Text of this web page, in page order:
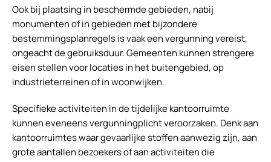
Ook bij plaatsing in beschermde gebieden, nabij
monumenten of in gebieden met bijzondere
bestemmingsplanregels is vaak een vergunning vereist,
ongeacht de gebruiksduur. Gemeenten kunnen strengere
eisen stellen voor locaties in het buitengebied, op
industrieterreinen of in woonwijken.
Specifieke activiteiten in de tijdelijke kantoorruimte
kunnen eveneens vergunningplicht veroorzaken. Denk aan
kantoorruimtes waar gevaarlijke stoffen aanwezig zijn, aan
grote aantallen bezoekers of aan activiteiten die